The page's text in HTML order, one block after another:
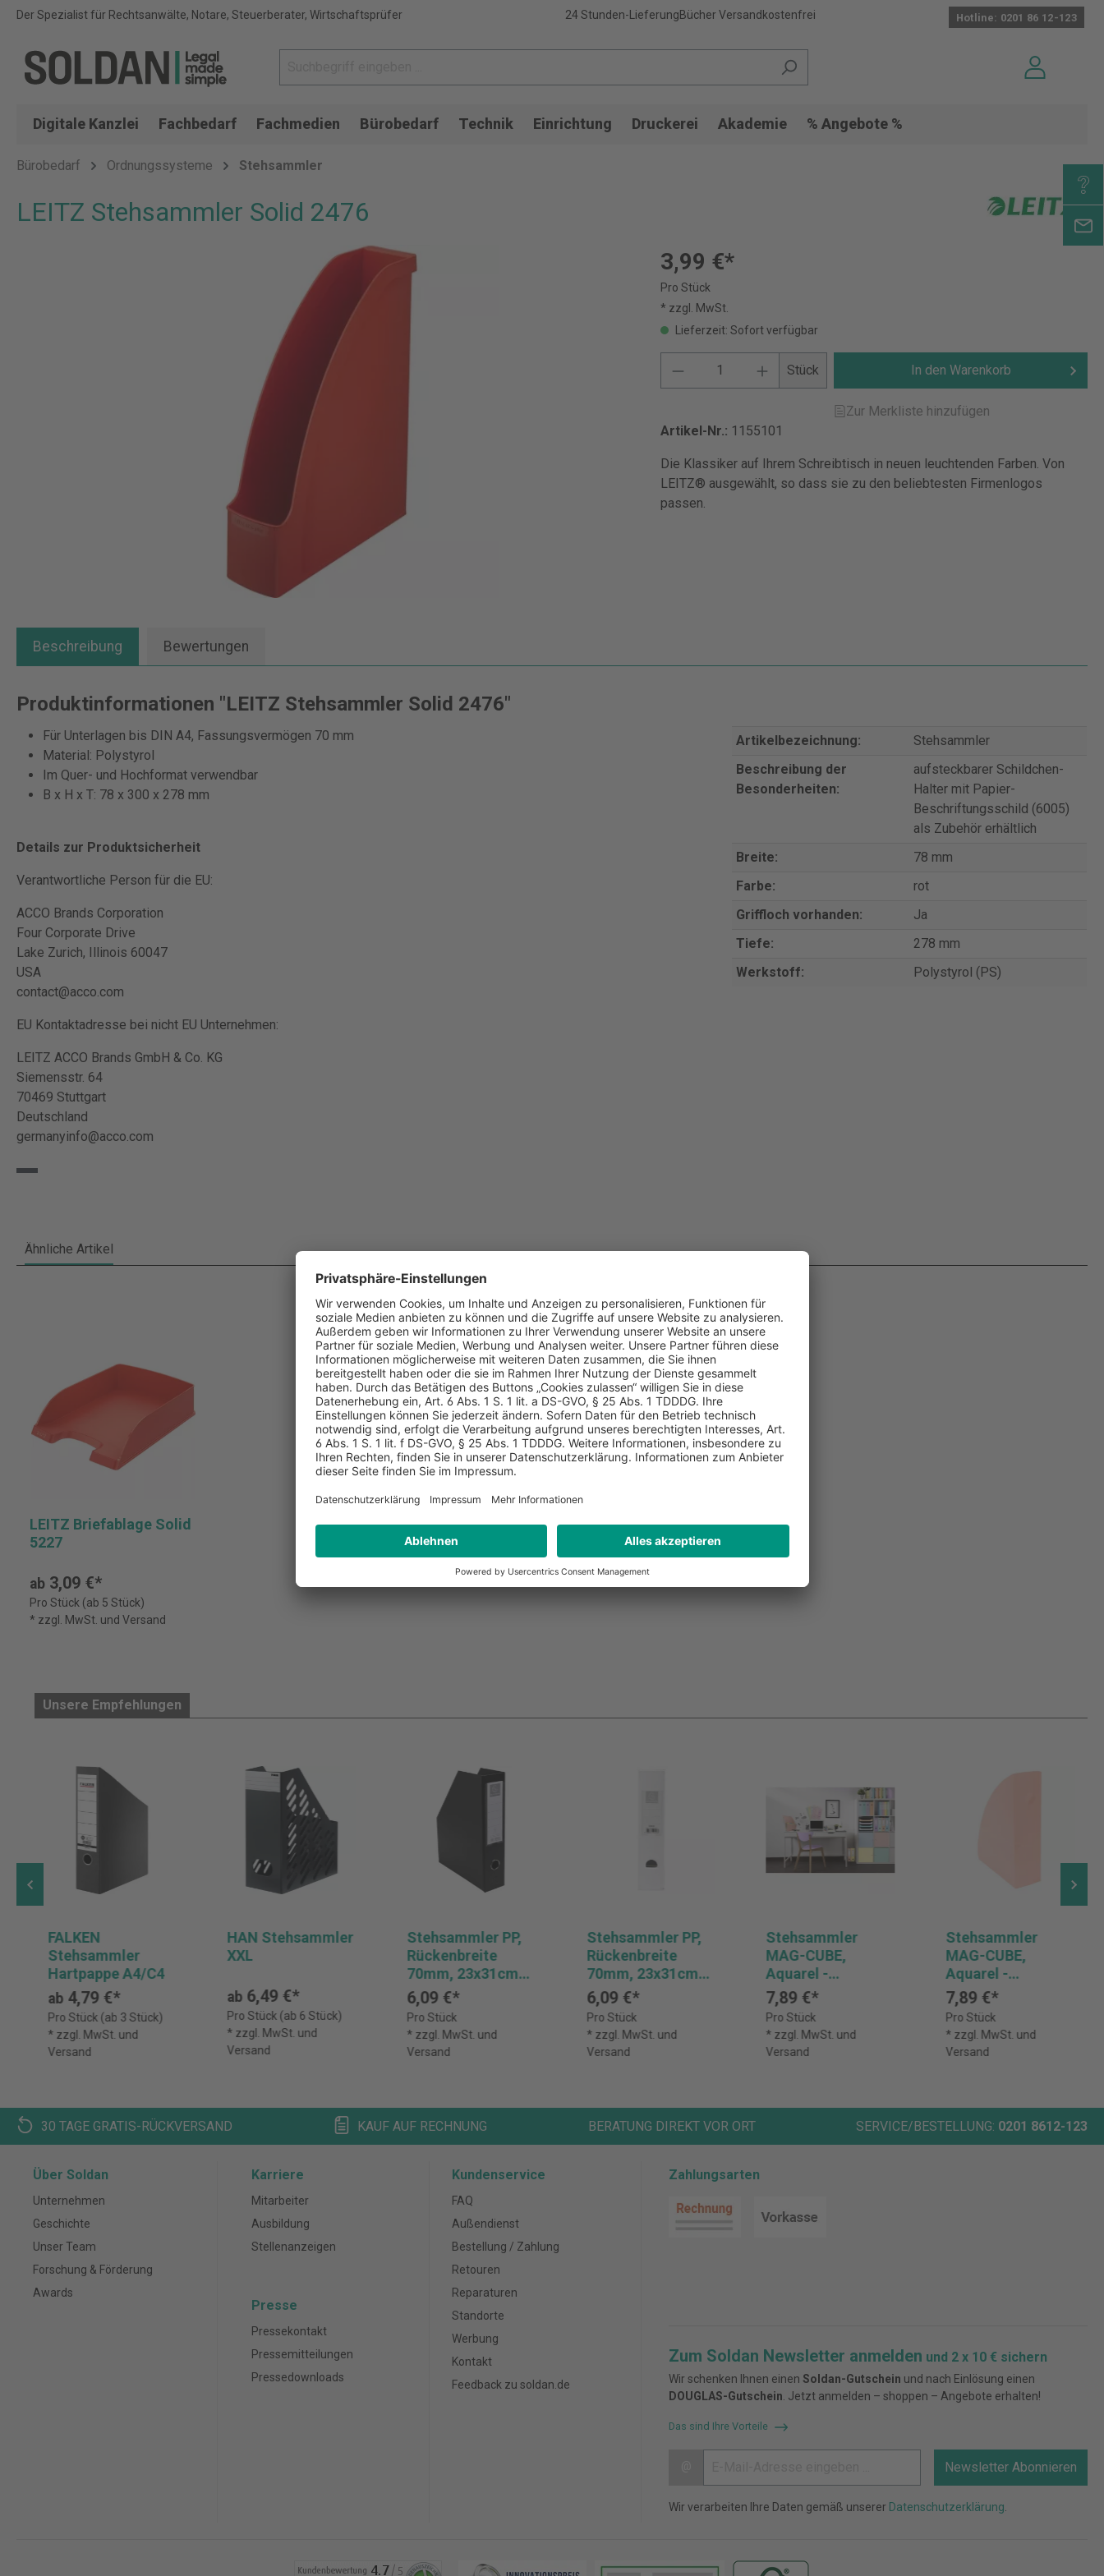
Der Spezialist für Rechtsanwälte, Notare, Steuerberater, Wirtschaftsprüfer 24 Stunden-LieferungBücher Versandkostenfrei Hotline: 0201 86 12-123
Digitale Kanzlei Fachbedarf Fachmedien Bürobedarf Technik Einrichtung Druckerei Akademie % Angebote %
Bürobedarf Ordnungssysteme Stehsammler
LEITZ Stehsammler Solid 2476
3,99 €*
Pro Stück
* zzgl. MwSt.
Lieferzeit: Sofort verfügbar
Stück In den Warenkorb
Zur Merkliste hinzufügen
Artikel-Nr.: 1155101
Die Klassiker auf Ihrem Schreibtisch in neuen leuchtenden Farben. Von
LEITZ® ausgewählt, so dass sie zu den beliebtesten Firmenlogos
passen.
Beschreibung Bewertungen
Produktinformationen "LEITZ Stehsammler Solid 2476"
Für Unterlagen bis DIN A4, Fassungsvermögen 70 mm
Material: Polystyrol
Im Quer- und Hochformat verwendbar
B x H x T: 78 x 300 x 278 mm
Details zur Produktsicherheit
Verantwortliche Person für die EU:
ACCO Brands Corporation
Four Corporate Drive
Lake Zurich, Illinois 60047
USA
contact@acco.com
EU Kontaktadresse bei nicht EU Unternehmen:
LEITZ ACCO Brands GmbH & Co. KG
Siemensstr. 64
70469 Stuttgart
Deutschland
germanyinfo@acco.com
Artikelbezeichnung:
Stehsammler
Beschreibung der
Besonderheiten:
aufsteckbarer Schildchen-
Halter mit Papier-
Beschriftungsschild (6005)
als Zubehör erhältlich
Breite:
78 mm
Farbe:
rot
Griffloch vorhanden:
Ja
Tiefe:
278 mm
Werkstoff:
Polystyrol (PS)
Ähnliche Artikel
LEITZ Briefablage Solid
5227
ab 3,09 €*
Pro Stück (ab 5 Stück)
* zzgl. MwSt. und Versand
Unsere Empfehlungen
FALKEN
Stehsammler
Hartpappe A4/C4
ab4,79 €*
Pro Stück (ab 3 Stück)
* zzgl. MwSt. und
Versand
HAN Stehsammler
XXL
ab 6,49 €*
Pro Stück (ab 6 Stück)
* zzgl. MwSt. und
Versand
Stehsammler PP,
Rückenbreite
70mm, 23x31cm
für DIN A4 -
Schwarz
6,09 €*
Pro Stück
* zzgl. MwSt. und
Versand
Stehsammler PP,
Rückenbreite
70mm, 23x31cm
für DIN A4 - Weiß
6,09 €*
Pro Stück
* zzgl. MwSt. und
Versand
Stehsammler
MAG-CUBE,
Aquarel -
Pastellblau
7,89 €*
Pro Stück
* zzgl. MwSt. und
Versand
Stehsammler
MAG-CUBE,
Aquarel -
Korallenrot
7,89 €*
Pro Stück
* zzgl. MwSt. und
Versand
30 TAGE GRATIS-RÜCKVERSAND KAUF AUF RECHNUNG BERATUNG DIREKT VOR ORT SERVICE/BESTELLUNG: 0201 8612-123
Über Soldan
Unternehmen
Geschichte
Unser Team
Forschung & Förderung
Awards
Karriere
Mitarbeiter
Ausbildung
Stellenanzeigen
Presse
Pressekontakt
Pressemitteilungen
Pressedownloads
Kundenservice
FAQ
Außendienst
Bestellung / Zahlung
Retouren
Reparaturen
Standorte
Werbung
Kontakt
Feedback zu soldan.de
Zahlungsarten
Zum Soldan Newsletter anmelden und 2 x 10 € sichern
Wir schenken Ihnen einen Soldan-Gutschein und nach Einlösung einen
DOUGLAS-Gutschein . Jetzt anmelden – shoppen – Angebote erhalten!
Das sind Ihre Vorteile
Newsletter Abonnieren
Wir verarbeiten Ihre Daten gemäß unserer Datenschutzerklärung